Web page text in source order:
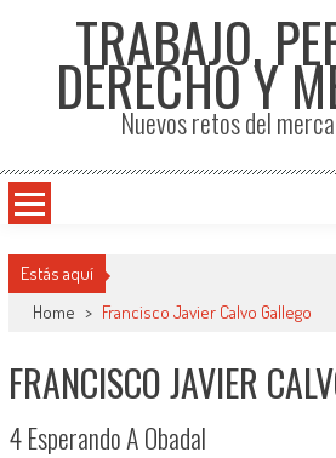
TRABAJO,
DERECHO Y
Nuevos retos del
Estás aquí
Home > Francisco Javier Calvo Gallego
FRANCISCO JAVIER
4 Esperando A Obadal